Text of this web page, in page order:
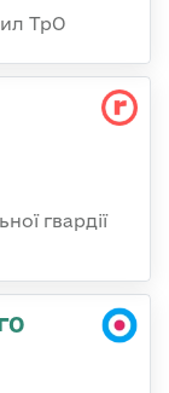
ТрО
гвардії